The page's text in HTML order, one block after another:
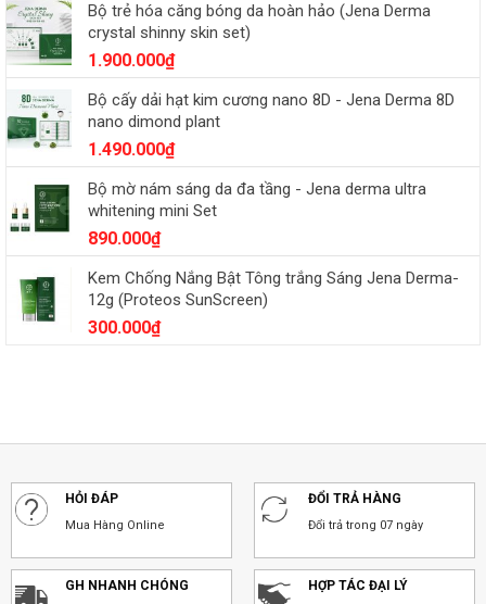
Bộ trẻ hóa căng bóng da hoàn hảo (Jena Derma
crystal shinny skin set)
1.900.000₫
Bộ cấy dải hạt kim cương nano 8D - Jena Derma 8D
nano dimond plant
1.490.000₫
Bộ mờ nám sáng da đa tầng - Jena derma ultra
whitening mini Set
890.000₫
Kem Chống Nắng Bật Tông trắng Sáng Jena Derma-
12g (Proteos SunScreen)
300.000₫
HỎI ĐÁP
Mua Hàng Online
ĐỔI TRẢ HÀNG
Đổi trả trong 07 ngày
GH NHANH CHÓNG HỢP TÁC ĐẠI LÝ